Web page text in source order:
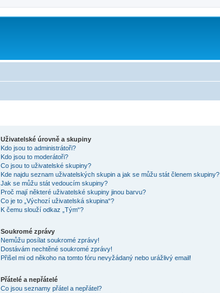
Uživatelské úrovně a skupiny
Kdo jsou to administrátoři?
Kdo jsou to moderátoři?
Co jsou to uživatelské skupiny?
Kde najdu seznam uživatelských skupin a jak se můžu stát členem skupiny?
Jak se můžu stát vedoucím skupiny?
Proč mají některé uživatelské skupiny jinou barvu?
Co je to „Výchozí uživatelská skupina“?
K čemu slouží odkaz „Tým“?
Soukromé zprávy
Nemůžu posílat soukromé zprávy!
Dostávám nechtěné soukromé zprávy!
Přišel mi od někoho na tomto fóru nevyžádaný nebo urážlivý email!
Přátelé a nepřátelé
Co jsou seznamy přátel a nepřátel?